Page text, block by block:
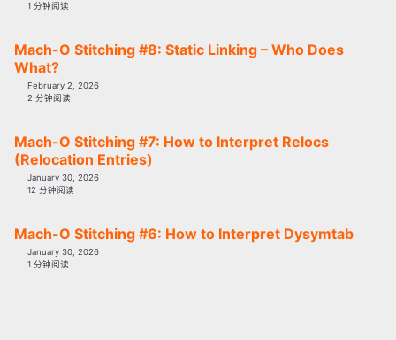
1 分钟阅读
Mach-O Stitching #8: Static Linking – Who Does
What?
February 2, 2026
2 分钟阅读
Mach-O Stitching #7: How to Interpret Relocs
(Relocation Entries)
January 30, 2026
12 分钟阅读
Mach-O Stitching #6: How to Interpret Dysymtab
January 30, 2026
1 分钟阅读